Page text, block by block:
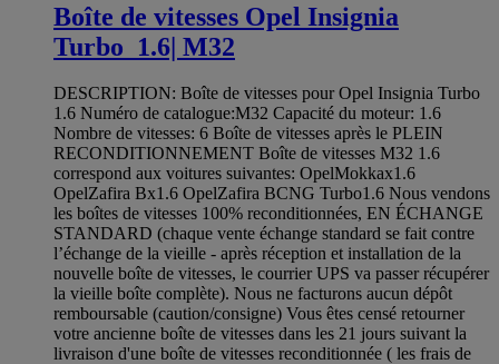
Boîte de vitesses Opel Insignia
Turbo_1.6| M32
DESCRIPTION: Boîte de vitesses pour Opel Insignia Turbo
1.6 Numéro de catalogue:M32 Capacité du moteur: 1.6
Nombre de vitesses: 6 Boîte de vitesses après le PLEIN
RECONDITIONNEMENT Boîte de vitesses M32 1.6
correspond aux voitures suivantes: OpelMokkax1.6
OpelZafira Bx1.6 OpelZafira BCNG Turbo1.6 Nous vendons
les boîtes de vitesses 100% reconditionnées, EN ÉCHANGE
STANDARD (chaque vente échange standard se fait contre
l’échange de la vieille - après réception et installation de la
nouvelle boîte de vitesses, le courrier UPS va passer récupérer
la vieille boîte complète). Nous ne facturons aucun dépôt
remboursable (caution/consigne) Vous êtes censé retourner
votre ancienne boîte de vitesses dans les 21 jours suivant la
livraison d'une boîte de vitesses reconditionnée ( les frais de